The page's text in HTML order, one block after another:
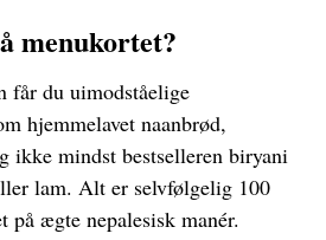
menukortet?
får du uimodståelige
hjemmelavet naanbrød,
ikke mindst bestselleren biryani
lam. Alt er selvfølgelig 100
på ægte nepalesisk manér.